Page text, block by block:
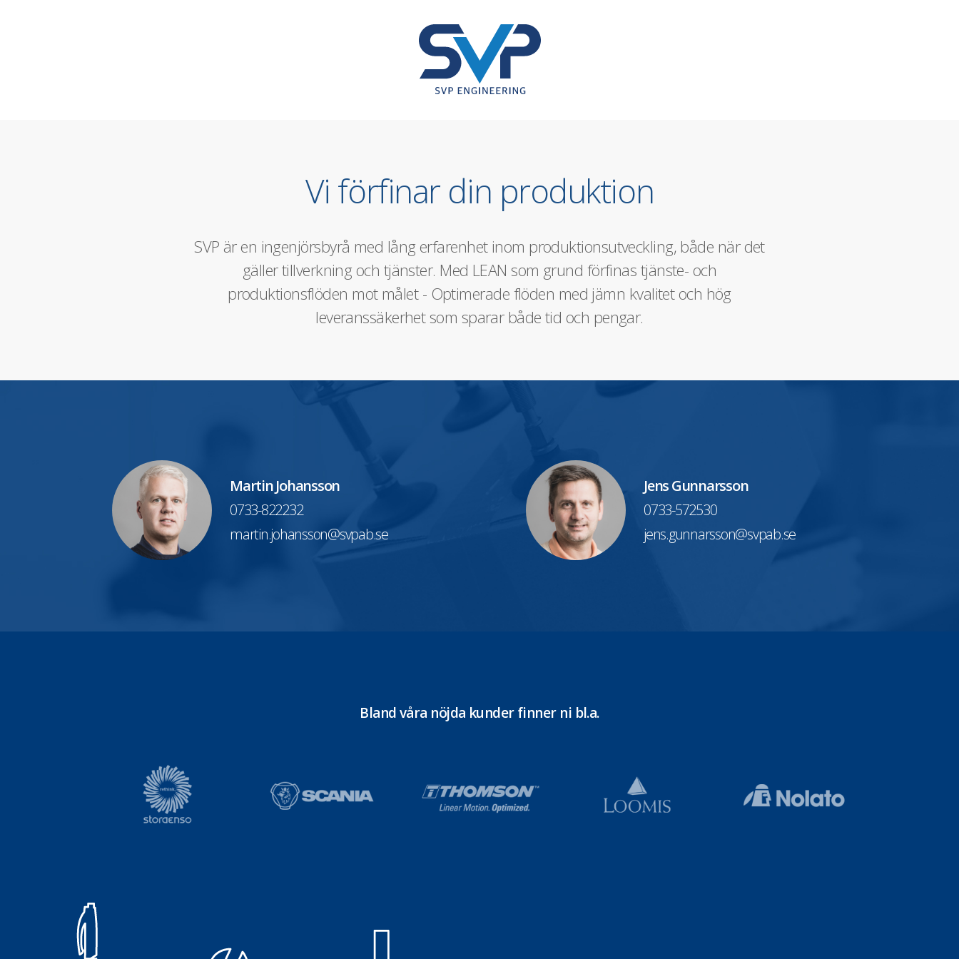
Vi förfinar din produktion
SVP är en ingenjörsbyrå med lång erfarenhet inom produktionsutveckling, både när det
gäller tillverkning och tjänster. Med LEAN som grund förfinas tjänste- och
produktionsflöden mot målet - Optimerade flöden med jämn kvalitet och hög
leveranssäkerhet som sparar både tid och pengar.
Martin Johansson
0733-822232
martin.johansson@svpab.se
Jens Gunnarsson
0733-572530
jens.gunnarsson@svpab.se
Bland våra nöjda kunder finner ni bl.a.